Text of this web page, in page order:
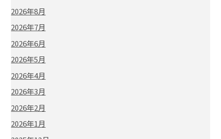
2026年8月
2026年7月
2026年6月
2026年5月
2026年4月
2026年3月
2026年2月
2026年1月